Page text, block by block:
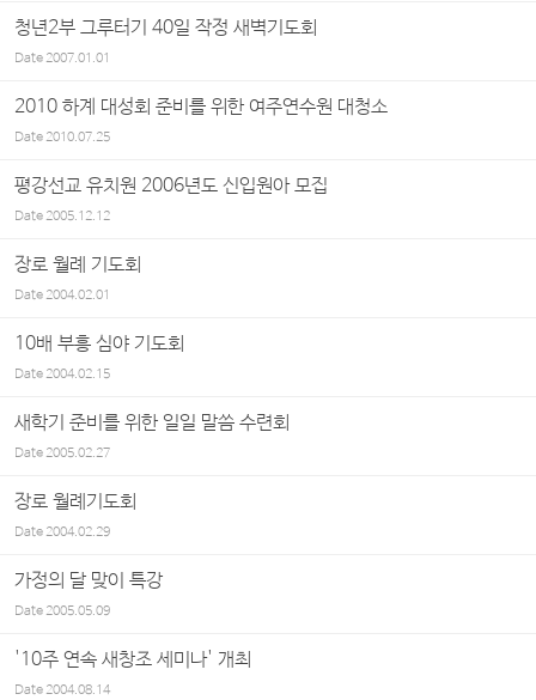
청년2부 그루터기 40일 작정 새벽기도회
Date2007.01.01
2010 하계 대성회 준비를 위한 여주연수원 대청소
Date2010.07.25
평강선교 유치원 2006년도 신입원아 모집
Date2005.12.12
장로 월례 기도회
Date2004.02.01
10배 부흥 심야 기도회
Date2004.02.15
새학기 준비를 위한 일일 말씀 수련회
Date2005.02.27
장로 월례기도회
Date2004.02.29
가정의 달 맞이 특강
Date2005.05.09
'10주 연속 새창조 세미나' 개최
Date2004.08.14